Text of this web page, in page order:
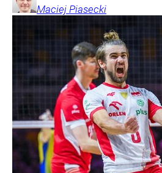
Maciej Piasecki